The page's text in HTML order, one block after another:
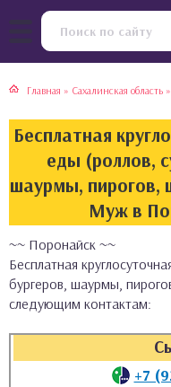
Главная » Сахалинская область »
Бесплатная
еды (роллов,
шаурмы,
Муж в
~~ Поронайск ~~
Бесплатная
бургеров, шаурмы,
следующим контактам:
+7
кухня
кухня
кухня
кухня
булочки